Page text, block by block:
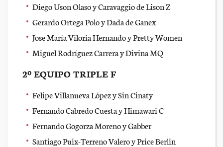
Diego Uson Olaso y Caravaggio de Lison Z
Gerardo Ortega Polo y Dada de Ganex
Jose María Viloria Hernando y Pretty Women
Miguel Rodríguez Carrera y Divina MQ
2º EQUIPO TRIPLE F
Felipe Villanueva López y Sin Cinaty
Fernando Cabredo Cuesta y Himawari C
Fernando Gogorza Moreno y Gabber
Santiago Puix-Terreno Valero y Price Berlin